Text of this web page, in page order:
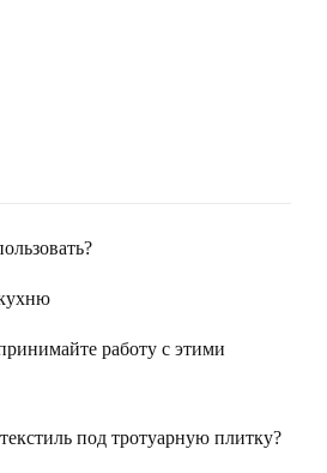
работу с этими
под тротуарную плитку?